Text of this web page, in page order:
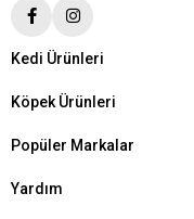
Kedi Ürünleri
Köpek Ürünleri
Popüler Markalar
Yardım